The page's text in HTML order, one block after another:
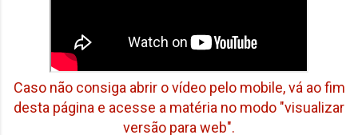
Caso não consiga abrir o vídeo pelo mobile, vá ao fim
desta página e acesse a matéria no modo "visualizar
versão para web".